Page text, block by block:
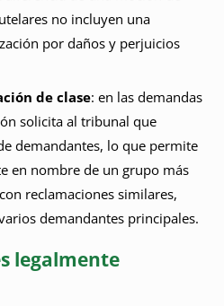
no incluyen una
por daños y perjuicios
de clase: en las demandas
solicita al tribunal que
demandantes, lo que permite
en nombre de un grupo más
reclamaciones similares,
demandantes principales.
legalmente